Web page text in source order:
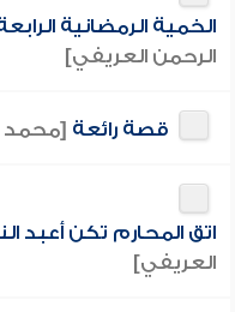
الخمية الرمضانية
الرحمن العريفي]
قصة رائعة [محمد
اتق المحارم تكن أعبد
العريفي]